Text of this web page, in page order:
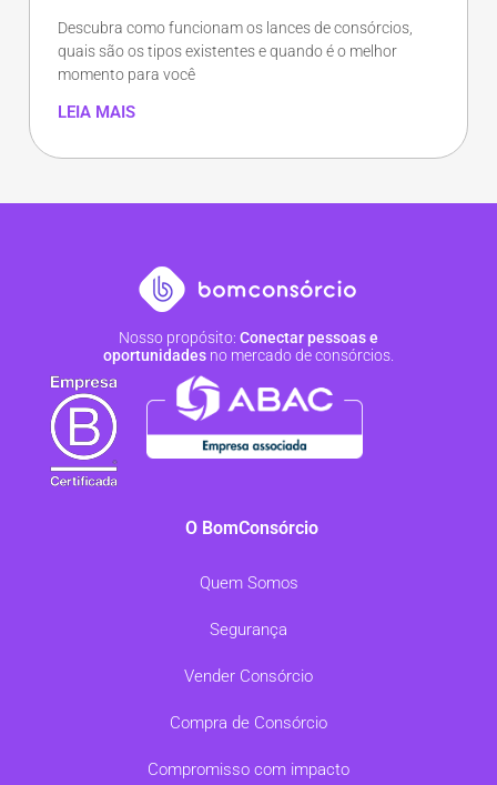
Descubra como funcionam os lances de consórcios,
quais são os tipos existentes e quando é o melhor
momento para você
LEIA MAIS
Nosso propósito: Conectar pessoas e
oportunidades no mercado de consórcios.
O BomConsórcio
Quem Somos
Segurança
Vender Consórcio
Compra de Consórcio
Compromisso com impacto